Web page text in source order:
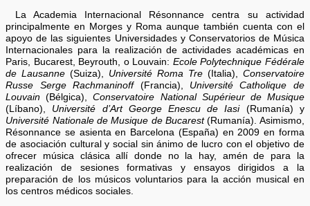
La Academia Internacional Résonnance centra su actividad
principalmente en Morges y Roma aunque también cuenta con el
apoyo de las siguientes Universidades y Conservatorios de Música
Internacionales para la realización de actividades académicas en
Paris, Bucarest, Beyrouth, o Louvain: Ecole Polytechnique Fédérale
de Lausanne (Suiza), Université Roma Tre(Italia), Conservatoire
Russe Serge Rachmaninoff(Francia), Université Catholique de
Louvain (Bélgica),Conservatoire National Supérieur de Musique
(Líbano), Université d’Art George Enescu de Iasi(Rumanía) y
Université Nationale de Musique de Bucarest(Rumanía). Asimismo,
Résonnance se asienta en Barcelona (España) en 2009 en forma
de asociación cultural y social sin ánimo de lucro con el objetivo de
ofrecer música clásica allí donde no la hay, amén de para la
realización de sesiones formativas y ensayos dirigidos a la
preparación de los músicos voluntarios para la acción musical en
los centros médicos sociales.